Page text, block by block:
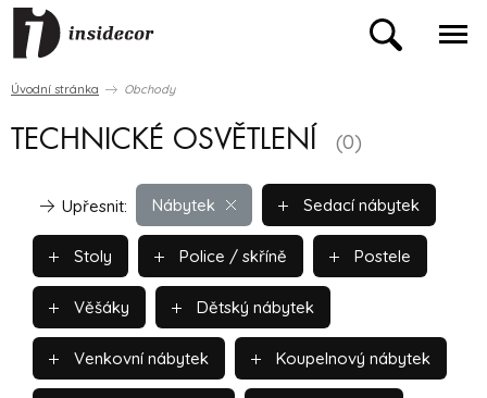
Úvodní stránka Obchody
TECHNICKÉ OSVĚTLENÍ (0)
Nábytek
Upřesnit: Sedací nábytek
Stoly Police / skříně Postele
Věšáky Dětský nábytek
Venkovní nábytek Koupelnový nábytek